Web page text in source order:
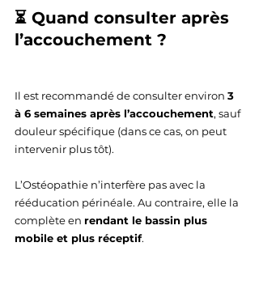
⏳ Quand consulter après
l’accouchement ?
Il est recommandé de consulter environ 3
à 6 semaines après l’accouchement, sauf
douleur spécifique (dans ce cas, on peut
intervenir plus tôt).
L’Ostéopathie n’interfère pas avec la
rééducation périnéale. Au contraire, elle la
complète en rendant le bassin plus
mobile et plus réceptif.